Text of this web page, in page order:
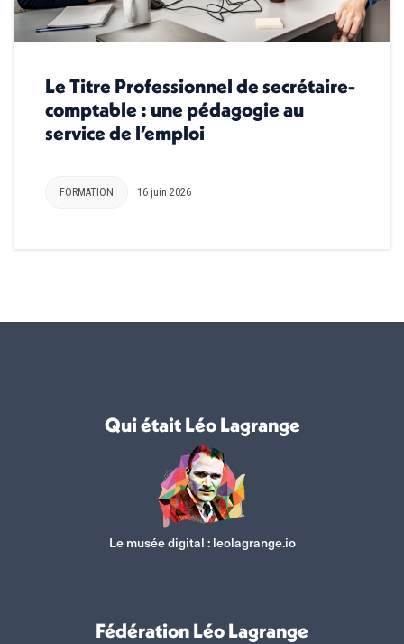
Le Titre Professionnel de secrétaire-
comptable : une pédagogie au
service de l’emploi
FORMATION 16 juin 2026
Qui était Léo Lagrange
Le musée digital : leolagrange.io
Fédération Léo Lagrange